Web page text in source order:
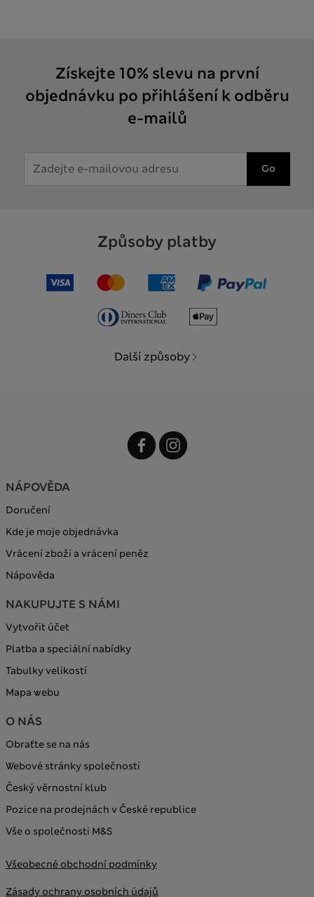
Získejte 10% slevu na první
objednávku po přihlášení k odběru
e-mailů
Go
Způsoby platby
Další způsoby
NÁPOVĚDA
Doručení
Kde je moje objednávka
Vrácení zboží a vrácení peněz
Nápověda
NAKUPUJTE S NÁMI
Vytvořit účet
Platba a speciální nabídky
Tabulky velikostí
Mapa webu
O NÁS
Obraťte se na nás
Webové stránky společnosti
Český věrnostní klub
Pozice na prodejnách v České republice
Vše o společnosti M&S
Všeobecné obchodní podmínky
Zásady ochrany osobních údajů